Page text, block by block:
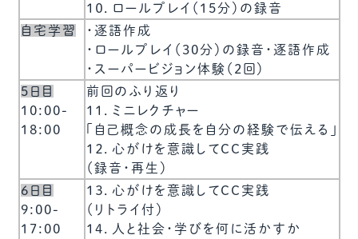
１０．ロールプレイ（15分）の録音
自宅学習
・逐語作成
・ロールプレイ（30分）の録音・逐語作成
・スーパービジョン体験（2回）
5日目
10:00-
18:00
前回のふり返り
１１．ミニレクチャー
「自己概念の成長を自分の経験で伝える」
１２．心がけを意識してCC実践
（録音・再生）
6日目
9:00-
17:00
１３．心がけを意識してCC実践
（リトライ付）
１４．人と社会・学びを何に活かすか